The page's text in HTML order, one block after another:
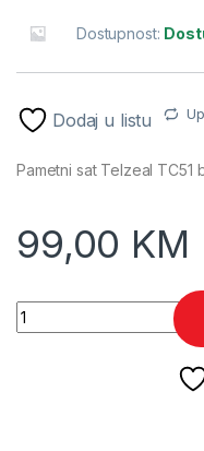
Dostupnost:
Dodaj u listu
Pametni sat Telzeal TC51
99,00 KM
Pametni sat Telzeal